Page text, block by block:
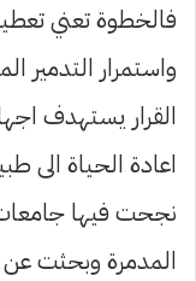
فالخطوة تعني
القرار يستهدف
اعادة الحياة الى
نجحت فيها
المدمرة وبحثت